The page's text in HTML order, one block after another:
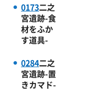
0173二之
宮遺跡-食
材をふか
す道具-
0284二之
宮遺跡-置
きカマド-